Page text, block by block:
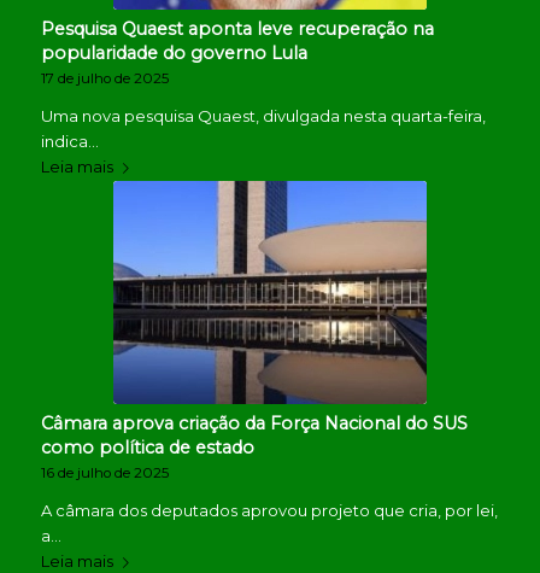
Pesquisa Quaest aponta leve recuperação na
popularidade do governo Lula
17 de julho de 2025
Uma nova pesquisa Quaest, divulgada nesta quarta-feira,
indica…
Leia mais
Câmara aprova criação da Força Nacional do SUS
como política de estado
16 de julho de 2025
A câmara dos deputados aprovou projeto que cria, por lei,
a…
Leia mais